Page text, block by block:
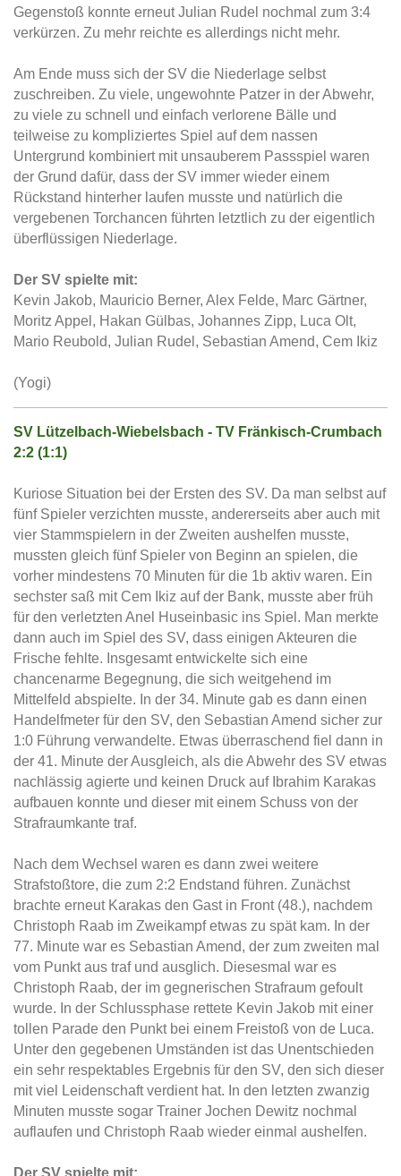
Gegenstoß konnte erneut Julian Rudel nochmal zum 3:4
verkürzen. Zu mehr reichte es allerdings nicht mehr.
Am Ende muss sich der SV die Niederlage selbst
zuschreiben. Zu viele, ungewohnte Patzer in der Abwehr,
zu viele zu schnell und einfach verlorene Bälle und
teilweise zu kompliziertes Spiel auf dem nassen
Untergrund kombiniert mit unsauberem Passspiel waren
der Grund dafür, dass der SV immer wieder einem
Rückstand hinterher laufen musste und natürlich die
vergebenen Torchancen führten letztlich zu der eigentlich
überflüssigen Niederlage.
Der SV spielte mit:
Kevin Jakob, Mauricio Berner, Alex Felde, Marc Gärtner,
Moritz Appel, Hakan Gülbas, Johannes Zipp, Luca Olt,
Mario Reubold, Julian Rudel, Sebastian Amend, Cem Ikiz
(Yogi)
SV Lützelbach-Wiebelsbach - TV Fränkisch-Crumbach
2:2 (1:1)
Kuriose Situation bei der Ersten des SV. Da man selbst auf
fünf Spieler verzichten musste, andererseits aber auch mit
vier Stammspielern in der Zweiten aushelfen musste,
mussten gleich fünf Spieler von Beginn an spielen, die
vorher mindestens 70 Minuten für die 1b aktiv waren. Ein
sechster saß mit Cem Ikiz auf der Bank, musste aber früh
für den verletzten Anel Huseinbasic ins Spiel. Man merkte
dann auch im Spiel des SV, dass einigen Akteuren die
Frische fehlte. Insgesamt entwickelte sich eine
chancenarme Begegnung, die sich weitgehend im
Mittelfeld abspielte. In der 34. Minute gab es dann einen
Handelfmeter für den SV, den Sebastian Amend sicher zur
1:0 Führung verwandelte. Etwas überraschend fiel dann in
der 41. Minute der Ausgleich, als die Abwehr des SV etwas
nachlässig agierte und keinen Druck auf Ibrahim Karakas
aufbauen konnte und dieser mit einem Schuss von der
Strafraumkante traf.
Nach dem Wechsel waren es dann zwei weitere
Strafstoßtore, die zum 2:2 Endstand führen. Zunächst
brachte erneut Karakas den Gast in Front (48.), nachdem
Christoph Raab im Zweikampf etwas zu spät kam. In der
77. Minute war es Sebastian Amend, der zum zweiten mal
vom Punkt aus traf und ausglich. Diesesmal war es
Christoph Raab, der im gegnerischen Strafraum gefoult
wurde. In der Schlussphase rettete Kevin Jakob mit einer
tollen Parade den Punkt bei einem Freistoß von de Luca.
Unter den gegebenen Umständen ist das Unentschieden
ein sehr respektables Ergebnis für den SV, den sich dieser
mit viel Leidenschaft verdient hat. In den letzten zwanzig
Minuten musste sogar Trainer Jochen Dewitz nochmal
auflaufen und Christoph Raab wieder einmal aushelfen.
Der SV spielte mit: